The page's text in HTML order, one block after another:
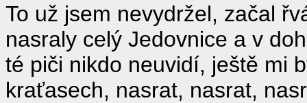
To už jsem nevydržel, začal
nasraly celý Jedovnice a v
té piči nikdo neuvidí, ještě mi
kraťasech, nasrat, nasrat,